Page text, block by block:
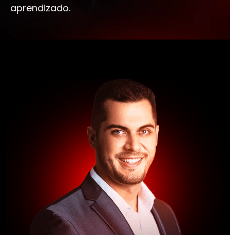
aprendizado.